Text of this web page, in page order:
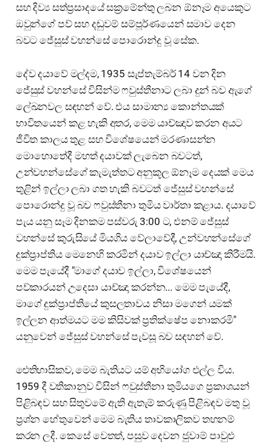
සහ දිව්‍ය සත්ප්‍රසාදයේ සක්‍රමේන්තු ලබන ඕනෑම අයෙකුට
ඔවුන්ගේ පව් සහ දඬුවම් සම්පූර්ණයෙන් සමාව දෙන
බවට ජේසුස් වහන්සේ පොරොන්දු වූ සේක.
දේව දයාවේ මල්දම, 1935 සැප්තැම්බර් 14 වන දින
ජේසුස් වහන්සේ විසින්ම ෆවුස්තීනාට ලබා දුන් බව ඇගේ
ලේඛනවල සඳහන් වේ. එය සාමාන්‍ය කොන්තයක්
භාවිතයෙන් කළ හැකි අතර, මෙම යාච්ඤාව කරන අයට
ජීවිත කාලය තුළ සහ විශේෂයෙන් මරණාසන්න
මොහොතේදී මහත් දයාවක් ලැබෙන බවටත්,
උන්වහන්සේගේ කැමැත්තට අනුකූල ඕනෑම දෙයක් මෙය
තුළින් ඉල්ලා ලබා ගත හැකි බවටත් ජේසුස් වහන්සේ
පොරොන්දු වූ බව ෆවුස්තීනා තුමිය වාර්තා කළාය. දයාවේ
පැය යනු සෑම දිනකම පස්වරු 3:00 ට, එනම් ජේසුස්
වහන්සේ කුරුසියේ මියගිය වේලාවේදී, උන්වහන්සේගේ
දුක්ප්‍රාප්තිය මෙනෙහි කරමින් දයාව ඉල්ලා යාච්ඤා කිරීමයි.
මෙම පැයේදී "මාගේ දයාව ඉල්ලා, විශේෂයෙන්
පව්කාරයන් උදෙසා යාච්ඤා කරන්න... මෙම පැයේදී,
මාගේ දුක්ප්‍රාප්තියේ කුසලතාවය නිසා මගෙන් යමක්
ඉල්ලන ආත්මයට මම කිසිවක් ප්‍රතික්ෂේප නොකරමි"
යනුවෙන් ජේසුස් වහන්සේ පැවසූ බව සඳහන් වේ.
ඓතිහාසිකව, මෙම බැතියට යම් අභියෝග එල්ල විය.
1959 දී වතිකානුව විසින් ෆවුස්තීනා තුමියගෙ ප්‍රකාශයන්
පිළිබඳව සහ සිතුවමේ ඇති ඇතැම් කරුණු පිළිබඳව මතු වූ
ප්‍රශ්න හේතුවෙන් මෙම බැතිය තාවකාලිකව තහනම්
කරන ලදී. කෙසේ වෙතත්, පසුව දෙවන ජුවාම් පාවුළු